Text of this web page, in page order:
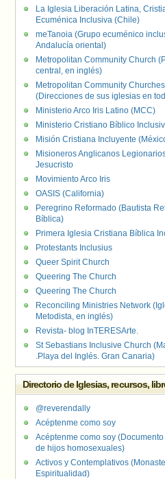
La Iglesia Liberación Latina,
Ecuménica Inclusiva (Chile)
meTanoia (Grupo ecuménico
Andalucía oriental)
Metropolitan Community Church
central, en inglés)
Metropolitan Community
(Direcciones de sus iglesias en
Ministerio Arco Iris Latino (MCC)
Ministerio Cristiano Bíblico
Misión Cristiana Incluyente
Misioneros Anglicanos
Jesucristo
Movimiento Arco Iris
OASIS (California)
Peregrino Reformado (Bautista
Bíblica)
Primera Iglesia Cristiana Bíblica
Protestants Inclusius
Queer Spirit Church
Queering The Church
Queering The Church
Reconciling Ministries Network
Metodista, en inglés)
Revista- blog InTERESArte.
St Sebastians Inclusive Church
.Playa del Inglés. Gran Canaria)
Directorio de Iglesias, recursos,
@reverendally
Acéptenme como soy
Acéptenme como soy
de hijos homosexuales)
Activos y Contemplativos
Espiritualidad)